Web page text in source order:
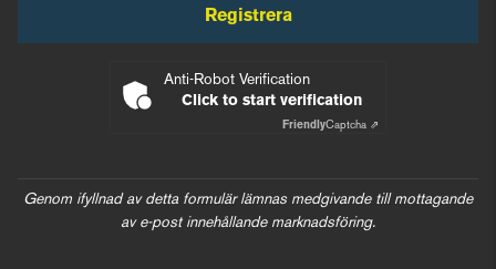
Registrera
Anti-Robot Verification
Click to start verification
FriendlyCaptcha ⇗
Genom ifyllnad av detta formulär lämnas medgivande till mottagande
av e-post innehållande marknadsföring.